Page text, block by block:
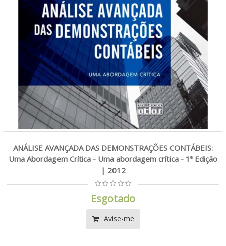
ANÁLISE AVANÇADA DAS DEMONSTRAÇÕES CONTÁBEIS:
Uma Abordagem Crítica - Uma abordagem crítica - 1ª Edição
| 2012
Esgotado
Avise-me